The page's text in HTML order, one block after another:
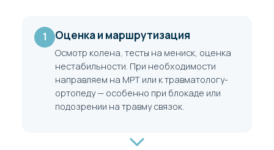
1 Оценка и маршрутизация
Осмотр колена, тесты на мениск, оценка
нестабильности. При необходимости
направляем на МРТ или к травматологу-
ортопеду — особенно при блокаде или
подозрении на травму связок.